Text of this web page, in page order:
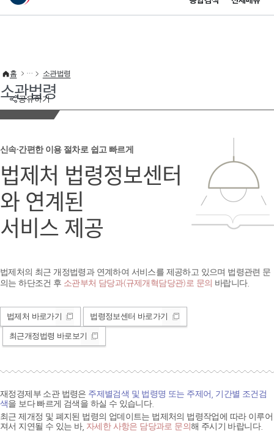
이 누리집은 대한민국 공식 전자정부 누리집입니다.
공유하기
홈 소관법령
소관법령
신속·간편한 이용 절차로 쉽고 빠르게
법제처 법령정보센터
와 연계된
서비스 제공
법제처의 최근 개정법령과 연계하여 서비스를 제공하고 있으며 법령관련 문
의는 하단조건 후 소관부처 담당과(규제개혁담당관)로 문의 바랍니다.
법제처 바로가기 법령정보센터 바로가기
최근개정법령 바로보기
재정경제부 소관 법령은 주제별검색 및 법령명 또는 주제어, 기간별 조건검
색을 보다 빠르게 검색을 하실 수 있습니다.
최근 제개정 및 폐지된 법령의 업데이트는 법제처의 법령작업에 따라 이루어
져서 지연될 수 있는 바, 자세한 사항은 담당과로 문의해 주시기 바랍니다.